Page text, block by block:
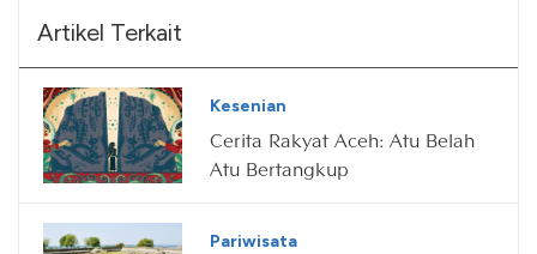
Artikel Terkait
Kesenian
Cerita Rakyat Aceh: Atu Belah
Atu Bertangkup
Pariwisata